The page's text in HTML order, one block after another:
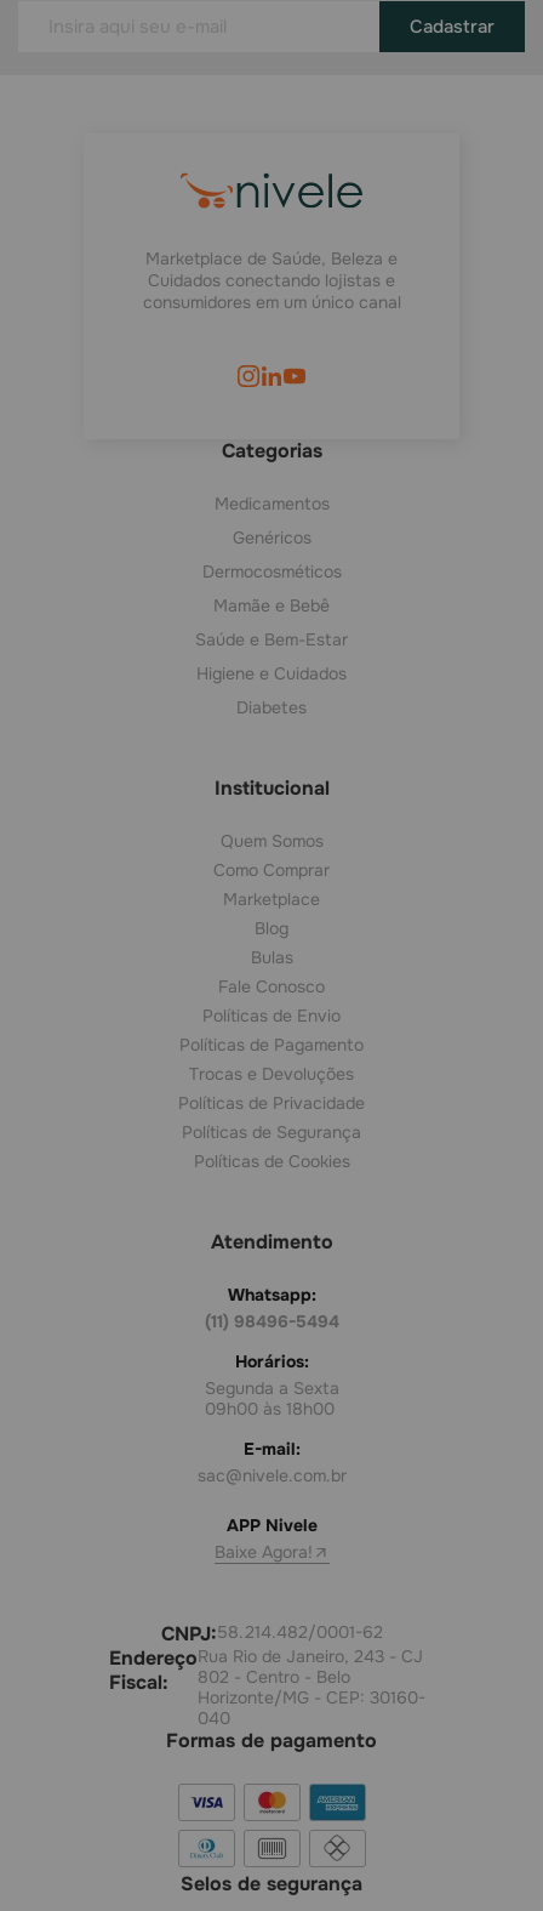
Cadastrar
Marketplace de Saúde, Beleza e
Cuidados conectando lojistas e
consumidores em um único canal
Categorias
Medicamentos
Genéricos
Dermocosméticos
Mamãe e Bebê
Saúde e Bem-Estar
Higiene e Cuidados
Diabetes
Institucional
Quem Somos
Como Comprar
Marketplace
Blog
Bulas
Fale Conosco
Políticas de Envio
Políticas de Pagamento
Trocas e Devoluções
Políticas de Privacidade
Políticas de Segurança
Políticas de Cookies
Atendimento
Whatsapp:
(11) 98496-5494
Horários:
Segunda a Sexta
09h00 às 18h00
E-mail:
sac@nivele.com.br
APP Nivele
Baixe Agora!
CNPJ:58.214.482/0001-62
Endereço
Fiscal:
Rua Rio de Janeiro, 243 - CJ
802 - Centro - Belo
Horizonte/MG - CEP: 30160-
040
Formas de pagamento
Selos de segurança